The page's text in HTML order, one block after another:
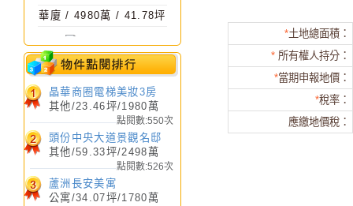
天母透天店面
透天厝/11800萬 /
42.79坪
晶華商圈電梯美妝3房
其他/23.46坪/1980萬
點閱數:550次
頭份中央大道景觀名邸
其他/59.33坪/2498萬
點閱數:526次
蘆洲長安美寓
公寓/34.07坪/1780萬
*土地總面積：
* 所有權人持分：
*當期申報地價：
*稅率：
應繳地價稅：